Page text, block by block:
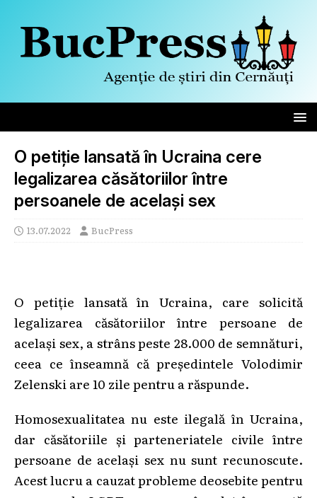
O petiție lansată în Ucraina cere
legalizarea căsătoriilor între
persoanele de același sex
13.07.2022 BucPress
O petiţie lansată în Ucraina, care solicită
legalizarea căsătoriilor între persoane de
acelaşi sex, a strâns peste 28.000 de semnături,
ceea ce înseamnă că preşedintele Volodimir
Zelenski are 10 zile pentru a răspunde.
Homosexualitatea nu este ilegală în Ucraina,
dar căsătoriile şi parteneriatele civile între
persoane de acelaşi sex nu sunt recunoscute.
Acest lucru a cauzat probleme deosebite pentru